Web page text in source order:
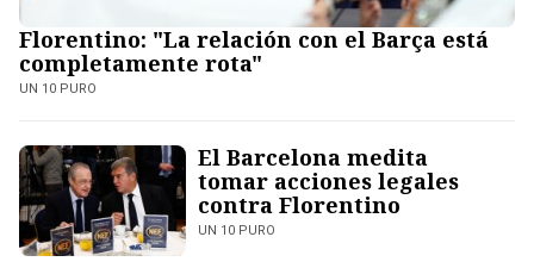
Florentino: "La relación con el Barça está
completamente rota"
UN 10 PURO
El Barcelona medita
tomar acciones legales
contra Florentino
UN 10 PURO